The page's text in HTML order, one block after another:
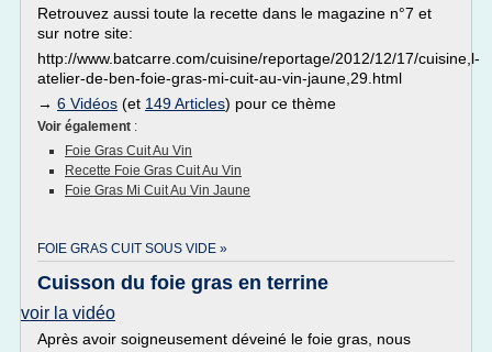
Retrouvez aussi toute la recette dans le magazine n°7 et
sur notre site:
http://www.batcarre.com/cuisine/reportage/2012/12/17/cuisine,l-
atelier-de-ben-foie-gras-mi-cuit-au-vin-jaune,29.html
→ 6 Vidéos (et 149 Articles) pour ce thème
Voir également :
Foie Gras Cuit Au Vin
Recette Foie Gras Cuit Au Vin
Foie Gras Mi Cuit Au Vin Jaune
FOIE GRAS CUIT SOUS VIDE »
Cuisson du foie gras en terrine
voir la vidéo
Après avoir soigneusement déveiné le foie gras, nous